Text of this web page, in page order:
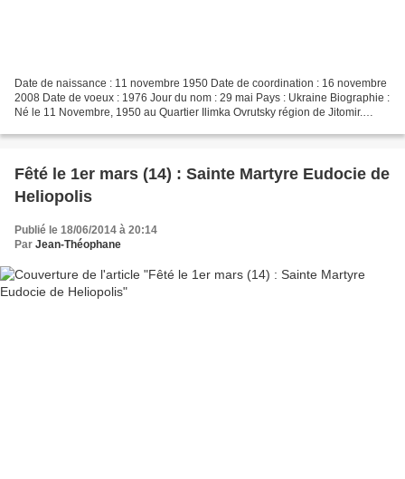
Date de naissance : 11 novembre 1950 Date de coordination : 16 novembre
2008 Date de voeux : 1976 Jour du nom : 29 mai Pays : Ukraine Biographie :
Né le 11 Novembre, 1950 au Quartier Ilimka Ovrutsky région de Jitomir.
Fêté le 1er mars (14) : Sainte Martyre Eudocie de
Heliopolis
Publié le 18/06/2014 à 20:14
Par Jean-Théophane